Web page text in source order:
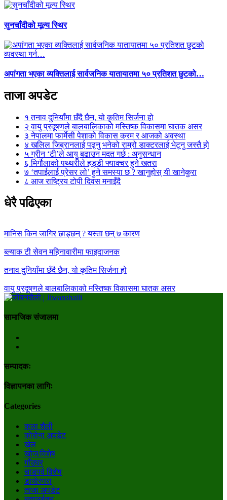
सुनचाँदीको मूल्य स्थिर
अपांगता भएका व्यक्तिलाई सार्वजनिक यातायातमा ५० प्रतिशत छुटको…
ताजा अपडेट
१ तनाव दुनियाँमा छँदै छैन, यो कृतिम सिर्जना हो
२ वायु प्रदूषणले बालबालिकाको मस्तिष्क विकासमा घातक असर
३ नेपालमा फार्मेसी पेशाको विकास क्रम र आजको अवस्था
४ खलिल जिब्रानलाई पढ्नु भनेको राम्रो डाक्टरलाई भेट्नु जस्तै हो
५ग्रीन ‘टी’ले आयु बढाउन मदत गर्छ : अनुसन्धान
६ मिर्गौलाको पथ्थरीले हड्डी फ्याक्चर हुने खतरा
७ ‘तपाईलाई प्रेसर लो’ हुने समस्या छ ? खानुहोस् यी खानेकुरा
८ आज राष्ट्रिय टोपी दिवस मनाइँदै
धेरै पढिएका
मानिस किन जागिर छाड्छन् ? यस्ता छन् ७ कारण
ब्ल्याक टी सेवन महिनावारीमा फाइदाजनक
तनाव दुनियाँमा छँदै छैन, यो कृतिम सिर्जना हो
वायु प्रदूषणले बालबालिकाको मस्तिष्क विकासमा घातक असर
सामाजिक संजालमा
सम्पादकः
विज्ञापनका लागिः
Categories
कला शैली
कोरोना अपडेट
खेल
खोज/विशेष
गाँउघर
चाडपर्व विशेष
डायाेस्परा
ताजा अपडेट